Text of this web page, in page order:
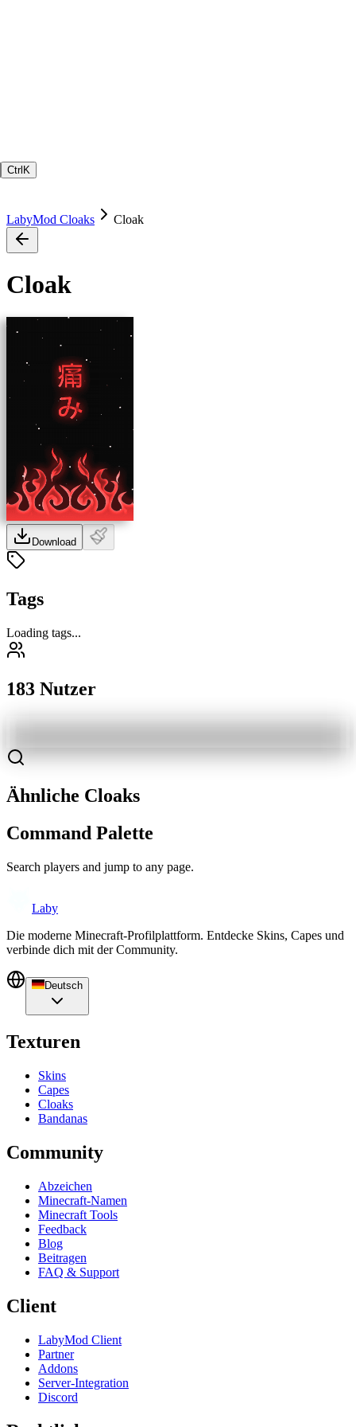
Ctrl K
LabyMod Cloaks Cloak
Cloak
Download
Tags
Loading tags...
183 Nutzer
Ähnliche Cloaks
Command Palette
Search players and jump to any page.
Laby
Die moderne Minecraft-Profilplattform. Entdecke Skins, Capes und
verbinde dich mit der Community.
Deutsch
Texturen
Skins
Capes
Cloaks
Bandanas
Community
Abzeichen
Minecraft-Namen
Minecraft Tools
Feedback
Blog
Beitragen
FAQ & Support
Client
LabyMod Client
Partner
Addons
Server-Integration
Discord